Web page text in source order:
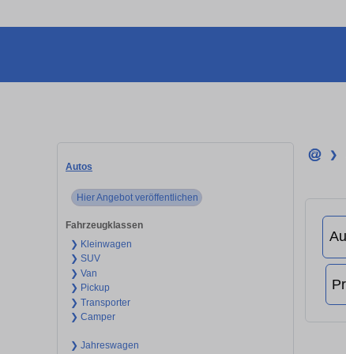
Autos
Hier Angebot veröffentlichen
Fahrzeugklassen
❯ Kleinwagen
❯ SUV
❯ Van
❯ Pickup
❯ Transporter
❯ Camper
❯ Jahreswagen
❯